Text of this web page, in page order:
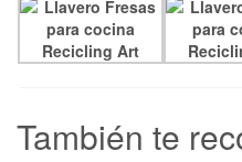
También te